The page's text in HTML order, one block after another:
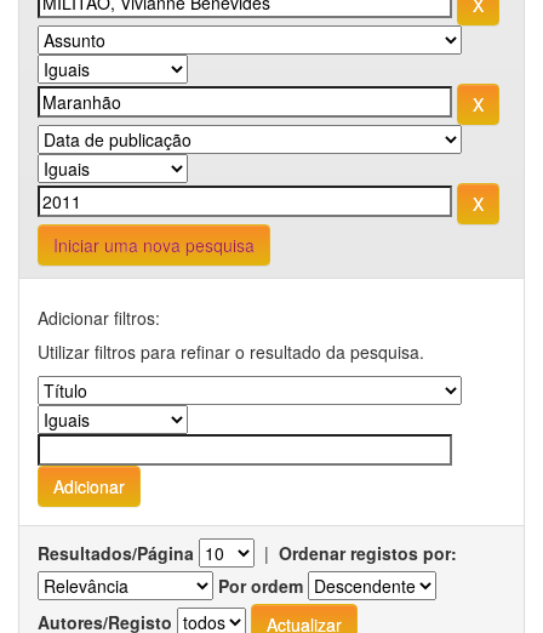
Iniciar uma nova pesquisa
Adicionar filtros:
Utilizar filtros para refinar o resultado da pesquisa.
Resultados/Página | Ordenar registos por:
Por ordem
Autores/Registo